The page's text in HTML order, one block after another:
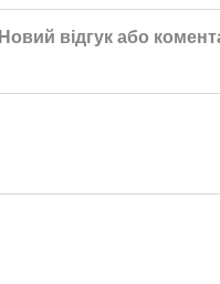
Новий відгук або